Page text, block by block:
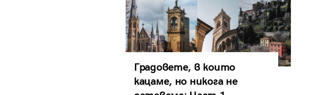
Градовете, в които
кацаме, но никога не